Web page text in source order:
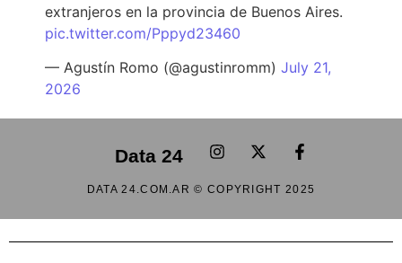
extranjeros en la provincia de Buenos Aires.
pic.twitter.com/Pppyd23460
— Agustín Romo (@agustinromm) July 21,
2026
Data 24
DATA 24.COM.AR © COPYRIGHT 2025